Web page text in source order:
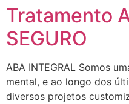
Tratamento
SEGURO
ABA INTEGRAL Somos
mental, e ao longo dos
diversos projetos